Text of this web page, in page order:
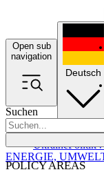
Open sub
navigation
Suchen
POLICY AREAS
UkrainePolitik
Deutsch
ENERGIE,